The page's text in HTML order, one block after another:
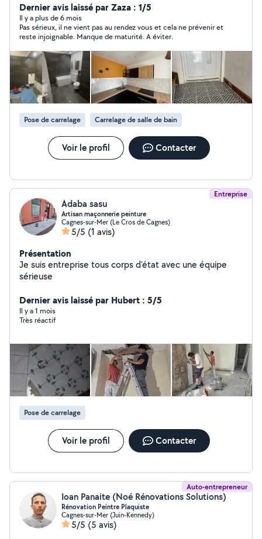
Cagnes-sur-Mer et serait ravie de vous accompagner
dans vos travaux dans la région des Alpes-Maritimes.
Possibilité de réalisation de plans 2D/3D du rendu final
souhaité par le client. (Logiciel CAO - Autocad - Revit -
Sketchup).
Dernier avis laissé par Zaza : 1/5
Il y a plus de 6 mois
Pas sérieux, il ne vient pas au rendez vous et cela ne prévenir et
reste injoignable. Manque de maturité. A éviter.
Pose de carrelage Carrelage de salle de bain
Voir le profil Contacter
Entreprise
Adaba sasu
Artisan maçonnerie peinture
Cagnes-sur-Mer (Le Cros de Cagnes)
5/5 (1 avis)
Présentation
Je suis entreprise tous corps d'état avec une équipe
sérieuse
Dernier avis laissé par Hubert : 5/5
Il y a 1 mois
Très réactif
Pose de carrelage
Voir le profil Contacter
Auto-entrepreneur
Ioan Panaite (Noé Rénovations Solutions)
Rénovation Peintre Plaquiste
Cagnes-sur-Mer (Juin-Kennedy)
5/5 (5 avis)